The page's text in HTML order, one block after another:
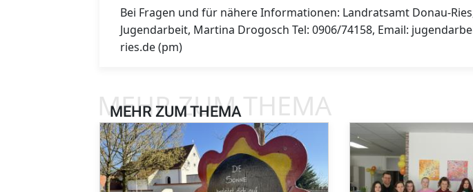
Bei Fragen und für nähere Informationen: Landratsamt Donau-
Jugendarbeit, Martina Drogosch Tel: 0906/74158, Email:
ries.de (pm)
MEHR ZUM THEMA
MEHR ZUM THEMA